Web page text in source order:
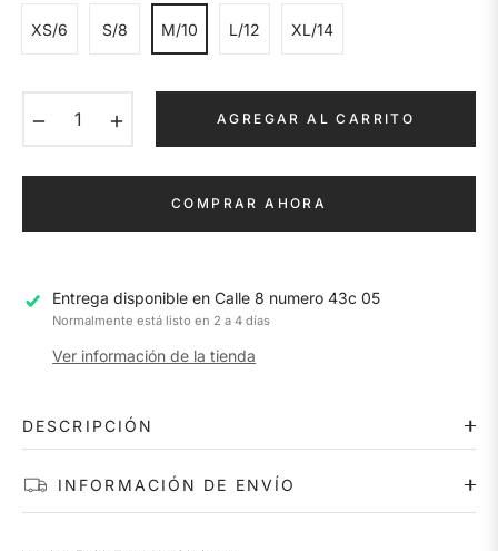
XS/6 S/8 M/10 L/12 XL/14
AGREGAR AL CARRITO
COMPRAR AHORA
Entrega disponible enCalle 8 numero 43c 05
Normalmente está listo en 2 a 4 días
Ver información de la tienda
DESCRIPCIÓN
INFORMACIÓN DE ENVÍO